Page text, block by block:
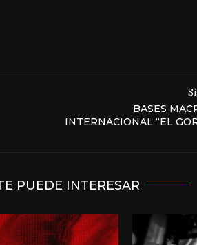
BASES
INTERNACIONAL “EL
PUEDE INTERESAR